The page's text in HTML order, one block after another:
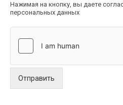
Нажимая на кнопку, вы даете
персональных данных
Отправить